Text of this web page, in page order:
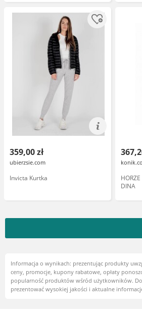
359,00 zł
ubierzsie.com
Invicta Kurtka
DINA
Informacja o wynikach: prezentując produkty
ceny, promocje, kupony rabatowe, opłaty
popularność produktów wśród użytkowników.
prezentować wysokiej jakości i aktualne